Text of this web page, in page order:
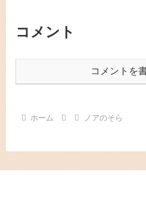
コメント
コメントを
ホーム ノアのそら